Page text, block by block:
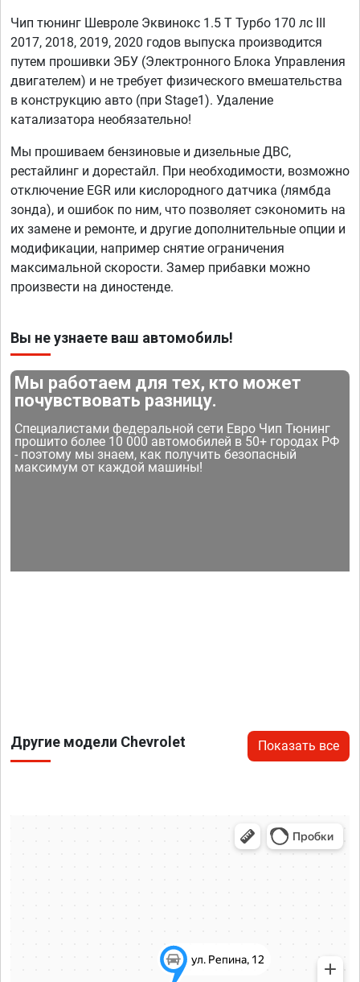
Чип тюнинг Шевроле Эквинокс 1.5 T Турбо 170 лс III
2017, 2018, 2019, 2020 годов выпуска производится
путем прошивки ЭБУ (Электронного Блока Управления
двигателем) и не требует физического вмешательства
в конструкцию авто (при Stage1). Удаление
катализатора необязательно!
Мы прошиваем бензиновые и дизельные ДВС,
рестайлинг и дорестайл. При необходимости, возможно
отключение EGR или кислородного датчика (лямбда
зонда), и ошибок по ним, что позволяет сэкономить на
их замене и ремонте, и другие дополнительные опции и
модификации, например снятие ограничения
максимальной скорости. Замер прибавки можно
произвести на диностенде.
Вы не узнаете ваш автомобиль!
Мы работаем для тех, кто может
почувствовать разницу.
Специалистами федеральной сети Евро Чип Тюнинг
прошито более 10 000 автомобилей в 50+ городах РФ
- поэтому мы знаем, как получить безопасный
максимум от каждой машины!
Другие модели Chevrolet Показать все